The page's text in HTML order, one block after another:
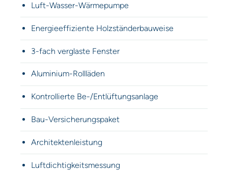
Luft-Wasser-Wärmepumpe
Energieeffiziente Holzständerbauweise
3-fach verglaste Fenster
Aluminium-Rollläden
Kontrollierte Be-/Entlüftungsanlage
Bau-Versicherungspaket
Architektenleistung
Luftdichtigkeitsmessung